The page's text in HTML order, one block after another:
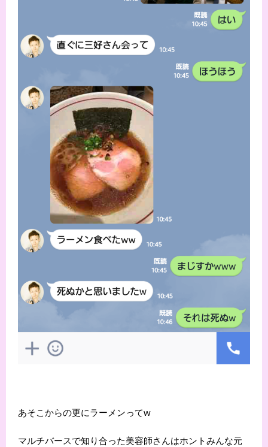
あそこからの更にラーメンってw
マルチバースで知り合った美容師さんはホントみんな元